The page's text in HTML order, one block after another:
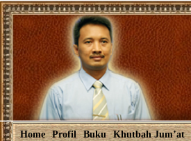
Home Profil Buku Khutbah Jum’at